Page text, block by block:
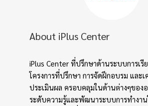
About iPlus Center
iPlus Center ที่ปรึกษาด้านระบบการเรี
โครงการที่ปรึกษา การจัดฝึกอบรม และเ
ประเมินผล ครอบคลุมในด้านต่างๆของ
ระดับความรู้และพัฒนาระบบการทำงา